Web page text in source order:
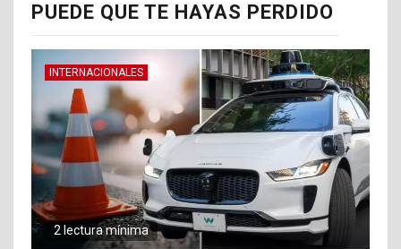
PUEDE QUE TE HAYAS PERDIDO
INTERNACIONALES
2 lectura mínima